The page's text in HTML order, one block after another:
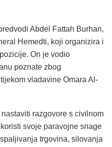
Abdel Fattah Burhan,
Hemedti, koji organizira i
On je vodio
poznate zbog
vladavine Omara Al-
razgovore s civilnom
svoje paravojne snage
trgovina, silovanja